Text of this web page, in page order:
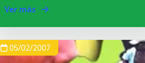
Ver más
05/02/2007